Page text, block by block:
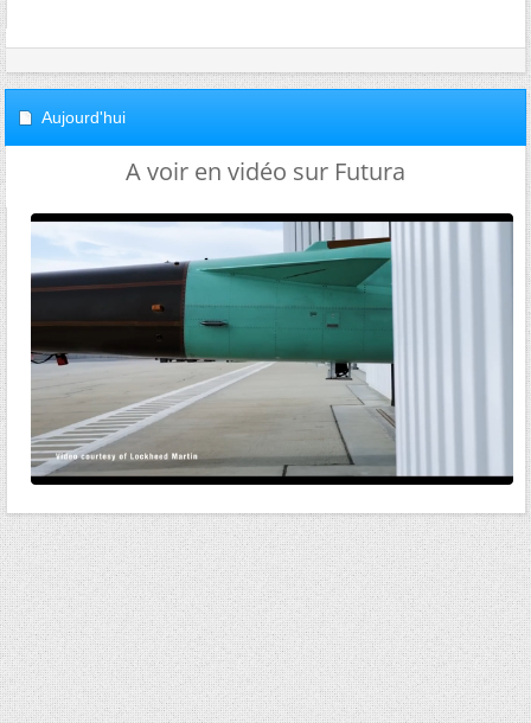
Aujourd'hui
A voir en vidéo sur Futura